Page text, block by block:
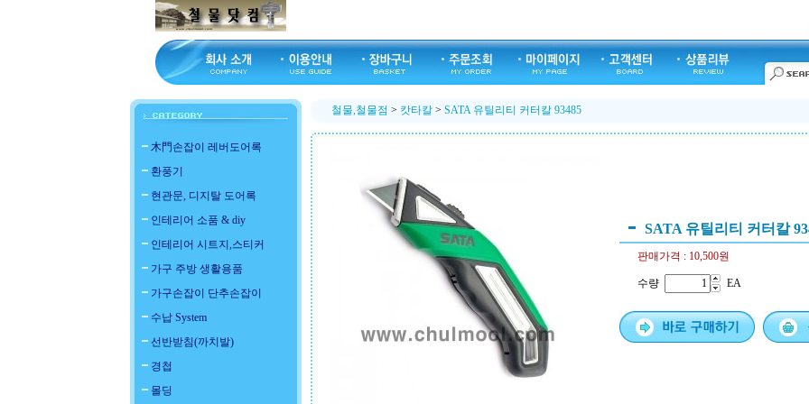
木門손잡이 레버도어록
환풍기
현관문, 디지탈 도어록
인테리어 소품 & diy
인테리어 시트지,스티커
가구 주방 생활용품
가구손잡이 단추손잡이
수납 System
선반받침(까치발)
경첩
몰딩
철물,철물점 > 캇타칼 > SATA 유틸리티 커터칼 93485
SATA 유틸리티 커터칼
판매가격 : 10,500원
수량 EA